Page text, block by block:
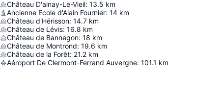
Château D'ainay-Le-Vieil: 13.5 km
Ancienne Ecole d'Alain Fournier: 14 km
Château d'Hérisson: 14.7 km
Château de Lévis: 16.8 km
Château de Bannegon: 18 km
Château de Montrond: 19.6 km
Château de la Forêt: 21.2 km
Aéroport De Clermont-Ferrand Auvergne: 101.1 km